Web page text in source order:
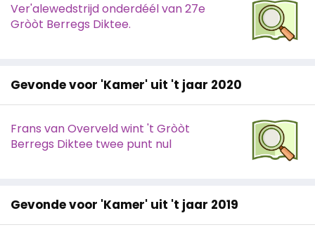
Ver'alewedstrijd onderdéél van 27e
Gròòt Berregs Diktee.
Gevonde voor 'Kamer' uit 't jaar 2020
Frans van Overveld wint 't Gròòt
Berregs Diktee twee punt nul
Gevonde voor 'Kamer' uit 't jaar 2019